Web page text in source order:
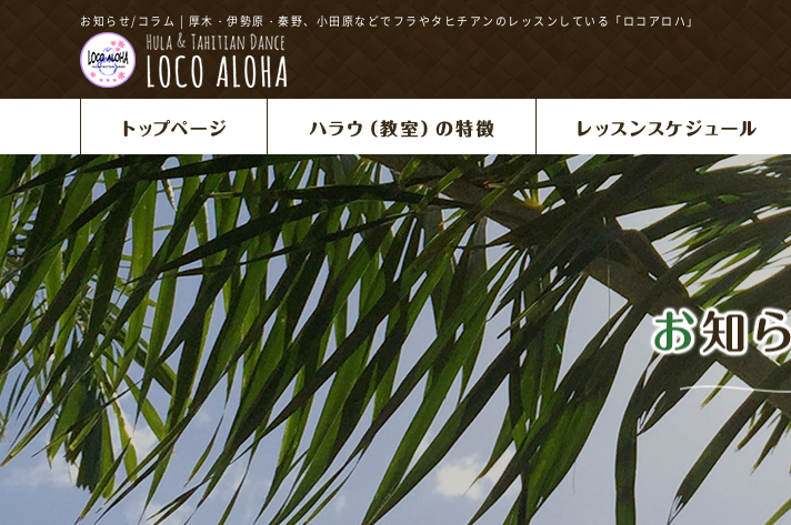
お知らせ/コラム | 厚木・伊勢原・秦野、小田原などでフラやタヒチアンのレッスンしている「ロコアロハ」